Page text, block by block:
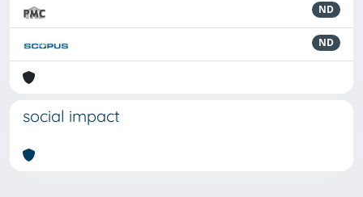
ND
ND
social impact